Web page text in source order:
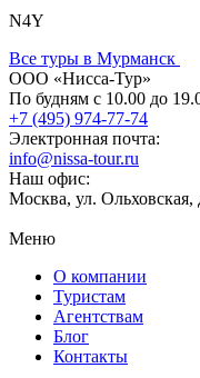
N4Y
Все туры в Мурманск
ООО «Нисса-Тур»
По будням с 10.00 до
+7 (495) 974-77-74
Электронная почта:
info@nissa-tour.ru
Наш офис:
Москва, ул. Ольховская,
Меню
О компании
Туристам
Агентствам
Блог
Контакты